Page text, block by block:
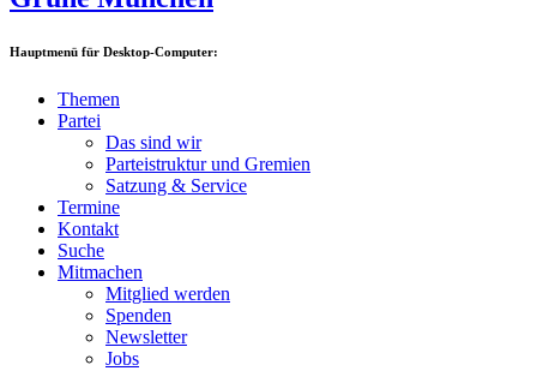
Hauptmenü für Desktop-Computer:
Themen
Partei
Das sind wir
Parteistruktur und Gremien
Satzung & Service
Termine
Kontakt
Suche
Mitmachen
Mitglied werden
Spenden
Newsletter
Jobs